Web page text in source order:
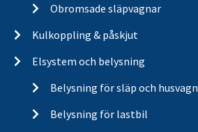
Obromsade släpvagnar
Kulkoppling & påskjut
Elsystem och belysning
Belysning för släp och husvagn
Belysning för lastbil